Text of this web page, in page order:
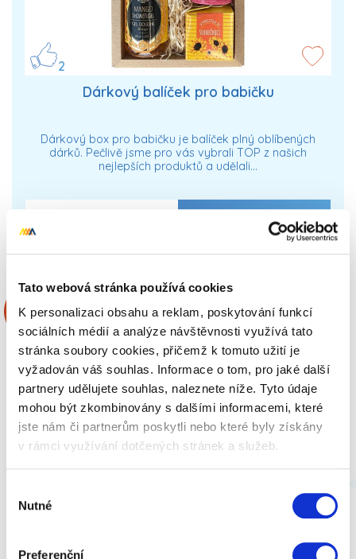
Tato webová stránka používá cookies
K personalizaci obsahu a reklam, poskytování funkcí
sociálních médií a analýze návštěvnosti využívá tato
stránka soubory cookies, přičemž k tomuto užití je
vyžadován váš souhlas. Informace o tom, pro jaké další
partnery udělujete souhlas, naleznete níže. Tyto údaje
mohou být zkombinovány s dalšími informacemi, které
jste nám či partnerům poskytli nebo které byly získány
v rámci využívání dotčených stránek a služeb.
souhlasu
Nutné
Preferenční
2
Dárkový balíček pro babičku
Dárkový box pro babičku je balíček plný oblíbených
dárků. Pečlivě jsme pro vás vybrali TOP z našich
nejlepších produktů a udělali…
Zobrazit více
Sexy Elephant Párový vibrátor Viva s